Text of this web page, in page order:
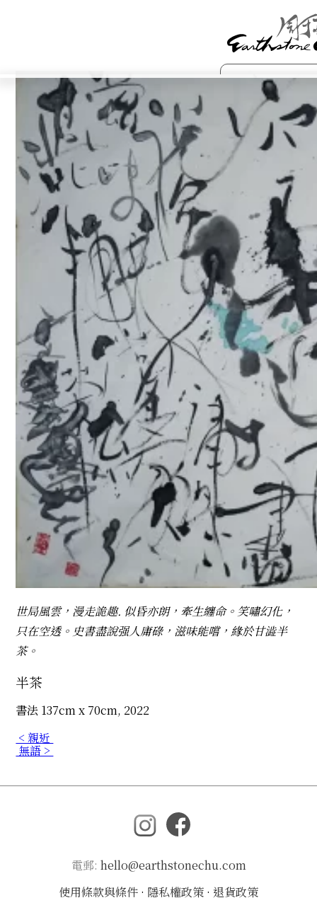
世局風雲，漫走詭趣. 似昏亦朗，牽生纏命。笑嘯幻化，
只在空透。史書盡說强人庸碌，滋味能嚐，緣於甘澁半
茶。
半茶
書法 137cm x 70cm, 2022
< 親近
無語 >
電郵: hello@earthstonechu.com
使用條款與條件 · 隱私權政策 · 退貨政策